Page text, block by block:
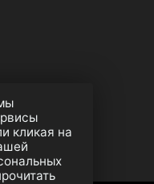
кликая на